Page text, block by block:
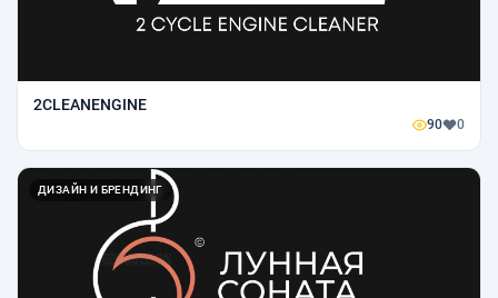
2CLEANENGINE
90 0
ДИЗАЙН И БРЕНДИНГ